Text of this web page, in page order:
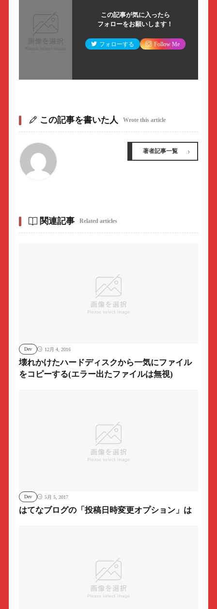
この記事が気に入ったら
フォローをお願いします！
フォローする Follow Me
この記事を書いた人 Wrote this article
著者記事一覧
関連記事 Related articles
Dev 12月 4, 2016
壊れかけたハードディスクから一気にファイル
をコピーする(エラー出たファイルは無視)
Dev 5月 5, 2017
はてなブログの「投稿日時変更オプション」は